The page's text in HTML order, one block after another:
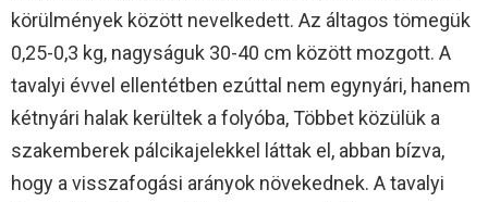
körülmények között nevelkedett. Az áltagos tömegük
0,25-0,3 kg, nagyságuk 30-40 cm között mozgott. A
tavalyi évvel ellentétben ezúttal nem egynyári, hanem
kétnyári halak kerültek a folyóba, Többet közülük a
szakemberek pálcikajelekkel láttak el, abban bízva,
hogy a visszafogási arányok növekednek. A tavalyi